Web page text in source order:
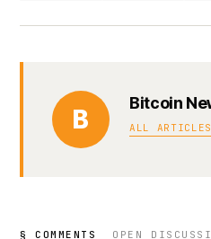
B
Bitcoin
ALL ARTICLES
§ COMMENTS OPEN